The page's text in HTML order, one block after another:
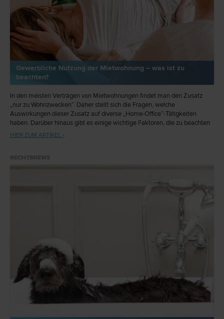
Gewerbliche Nutzung der Mietwohnung – was ist zu
beachten?
In den meisten Verträgen von Mietwohnungen findet man den Zusatz
„nur zu Wohnzwecken“. Daher stellt sich die Fragen, welche
Auswirkungen dieser Zusatz auf diverse „Home-Office“-Tätigkeiten
haben. Darüber hinaus gibt es einige wichtige Faktoren, die zu beachten
sind, wenn man ein Unternehmen im eigenen Haushalt führt.
HIER ZUM ARTIKEL ›